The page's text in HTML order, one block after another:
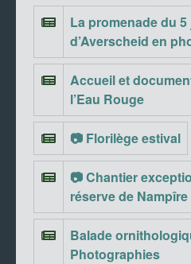
La promenade du
d’Averscheid en
Accueil et
l’Eau Rouge
📷 Florilège estival
📷 Chantier
réserve de Nampîre
Balade
Photographies